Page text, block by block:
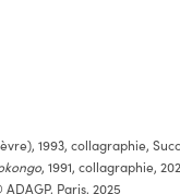
1993, collagraphie,
, 1991, collagraphie,
Paris, 2025